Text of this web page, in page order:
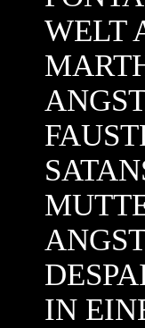
WELT
IN